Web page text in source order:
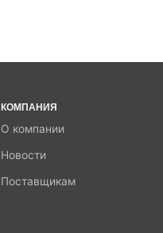
КОМПАНИЯ
О компании
Новости
Поставщикам